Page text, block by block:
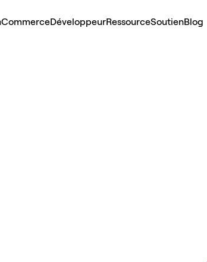
CommerceDéveloppeurRessourceSoutienBlog